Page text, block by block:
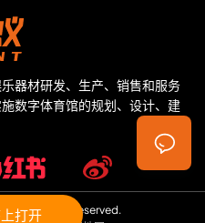
器材研发、生产、销售和服务
数字体育馆的规划、设计、建
All Rights Reserved.
打开